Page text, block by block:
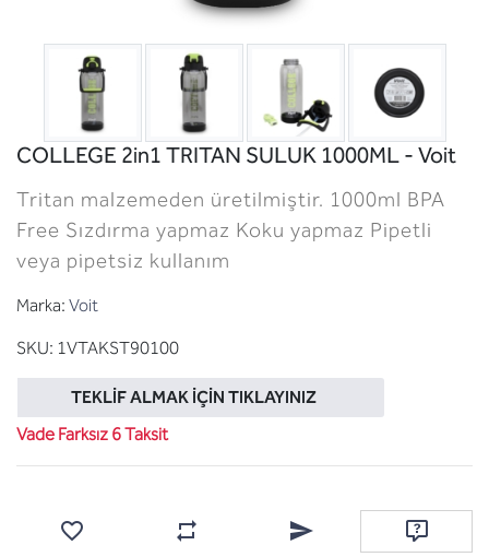
COLLEGE 2in1 TRITAN SULUK 1000ML - Voit
Tritan malzemeden üretilmiştir. 1000ml BPA
Free Sızdırma yapmaz Koku yapmaz Pipetli
veya pipetsiz kullanım
Marka: Voit
SKU: 1VTAKST90100
TEKLIF ALMAK İÇIN TIKLAYINIZ
Vade Farksız 6 Taksit
Karşılaştırma listesine ekleArkadaşına e-posta ile
Soru sor